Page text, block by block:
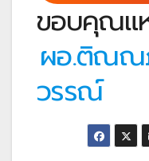
ขอบคุณแ
ผอ.ติณ
วรรณ์